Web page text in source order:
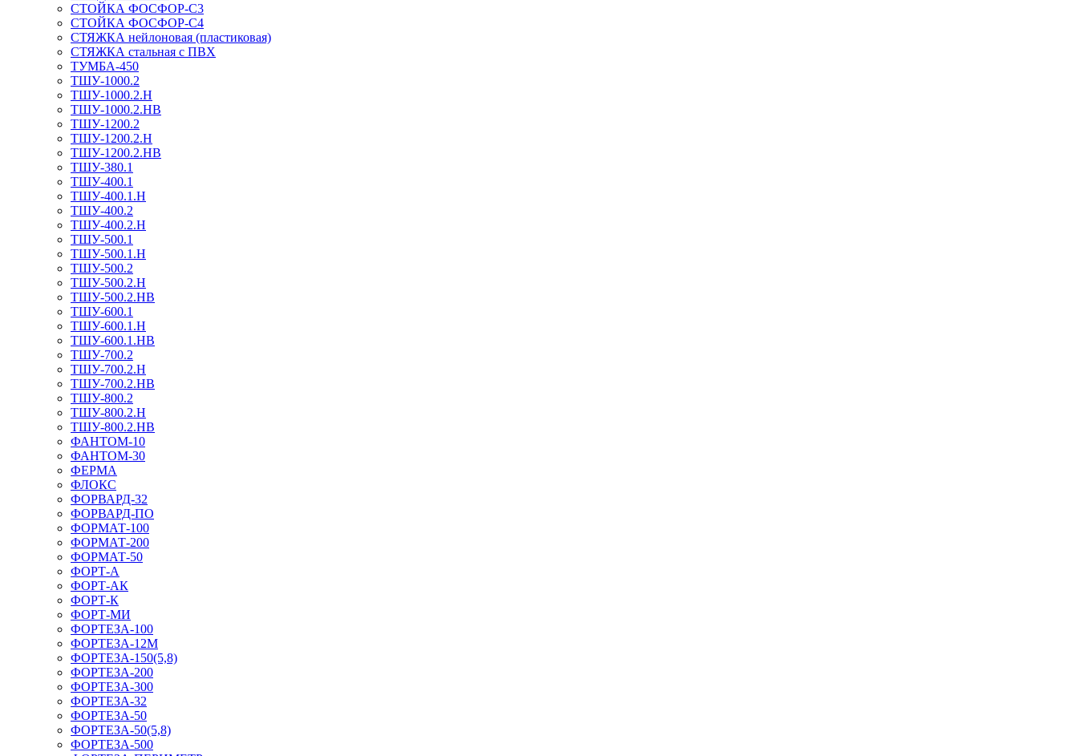
СТОЙКА ФОСФОР-С3
СТОЙКА ФОСФОР-С4
СТЯЖКА нейлоновая (пластиковая)
СТЯЖКА стальная с ПВХ
ТУМБА-450
ТШУ-1000.2
ТШУ-1000.2.Н
ТШУ-1000.2.НВ
ТШУ-1200.2
ТШУ-1200.2.Н
ТШУ-1200.2.НВ
ТШУ-380.1
ТШУ-400.1
ТШУ-400.1.Н
ТШУ-400.2
ТШУ-400.2.Н
ТШУ-500.1
ТШУ-500.1.Н
ТШУ-500.2
ТШУ-500.2.Н
ТШУ-500.2.НВ
ТШУ-600.1
ТШУ-600.1.Н
ТШУ-600.1.НВ
ТШУ-700.2
ТШУ-700.2.Н
ТШУ-700.2.НВ
ТШУ-800.2
ТШУ-800.2.Н
ТШУ-800.2.НВ
ФАНТОМ-10
ФАНТОМ-30
ФЕРМА
ФЛОКС
ФОРВАРД-32
ФОРВАРД-ПО
ФОРМАТ-100
ФОРМАТ-200
ФОРМАТ-50
ФОРТ-А
ФОРТ-АК
ФОРТ-К
ФОРТ-МИ
ФОРТЕЗА-100
ФОРТЕЗА-12М
ФОРТЕЗА-150(5,8)
ФОРТЕЗА-200
ФОРТЕЗА-300
ФОРТЕЗА-32
ФОРТЕЗА-50
ФОРТЕЗА-50(5,8)
ФОРТЕЗА-500